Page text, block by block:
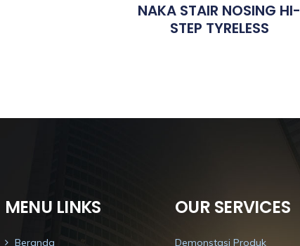
NAKA STAIR NOSING HI-
STEP TYRELESS
MENU LINKS
Beranda
OUR SERVICES
Demonstasi Produk